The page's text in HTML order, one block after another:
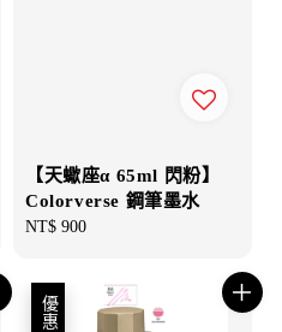
【天蠍座α 65ml 閃粉】
Colorverse 鋼筆墨水
Regular
NT$ 900
優惠